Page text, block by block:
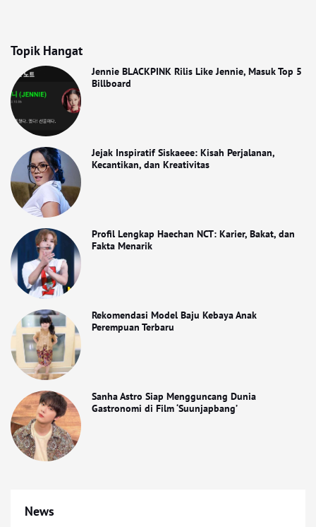
Topik Hangat
Jennie BLACKPINK Rilis Like Jennie, Masuk Top 5
Billboard
Jejak Inspiratif Siskaeee: Kisah Perjalanan,
Kecantikan, dan Kreativitas
Profil Lengkap Haechan NCT: Karier, Bakat, dan
Fakta Menarik
Rekomendasi Model Baju Kebaya Anak
Perempuan Terbaru
Sanha Astro Siap Mengguncang Dunia
Gastronomi di Film ‘Suunjapbang’
News